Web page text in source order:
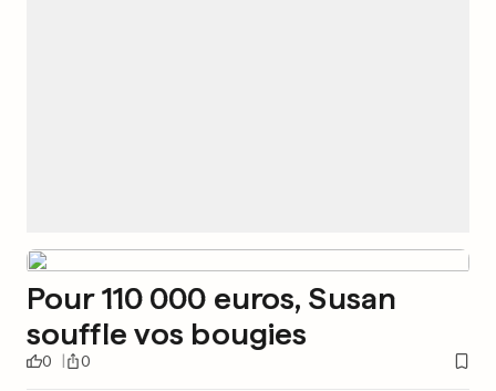
Pour 110 000 euros, Susan
souffle vos bougies
0 0